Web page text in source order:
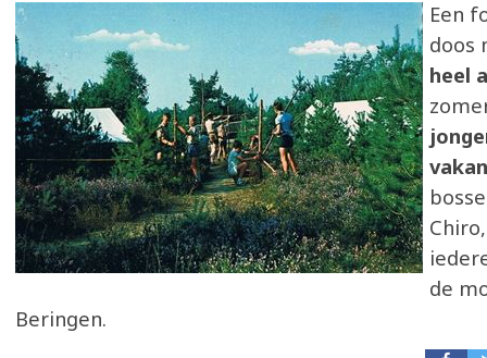
Een
doos
heel
de
Beringen.